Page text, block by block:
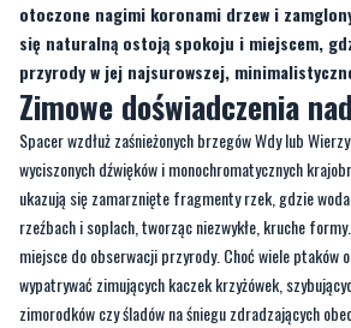
otoczone nagimi koronami drzew i
się naturalną ostoją spokoju i miejscem,
przyrody w jej najsurowszej,
Zimowe doświadczenia
Spacer wzdłuż zaśnieżonych brzegów Wdy lub
wyciszonych dźwięków i monochromatycznych
ukazują się zamarznięte fragmenty rzek, gdzie
rzeźbach i soplach, tworząc niezwykłe, kruche
miejsce do obserwacji przyrody. Choć wiele ptaków
wypatrywać zimujących kaczek krzyżówek,
zimorodków czy śladów na śniegu zdradzających